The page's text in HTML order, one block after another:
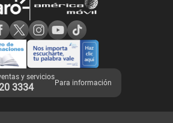
y SE
de Tienda Claro
y servicios
3334 Para información